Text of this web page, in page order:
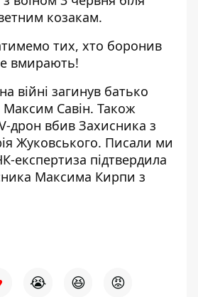
козакам.
тих, хто боронив
вмирають!
на війні загинув батько
Максим Савін. Також
дрон вбив Захисника з
Жуковського. Писали ми
експертиза підтвердила
Максима Кирпи з
😭 😆 😡